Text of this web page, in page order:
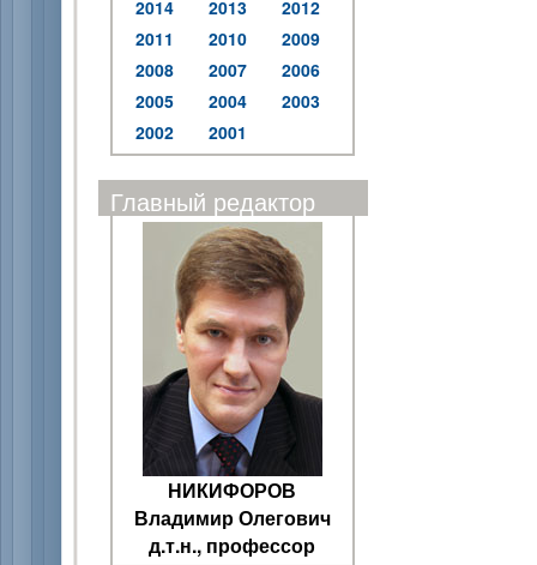
2014
2013
2012
2011
2010
2009
2008
2007
2006
2005
2004
2003
2002
2001
Главный редактор
НИКИФОРОВ
Владимир Олегович
д.т.н., профессор